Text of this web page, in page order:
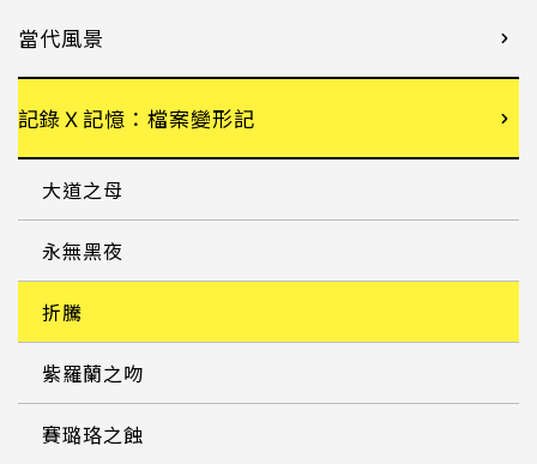
當代風景
記錄Ｘ記憶：檔案變形記
大道之母
永無黑夜
折騰
紫羅蘭之吻
賽璐珞之蝕